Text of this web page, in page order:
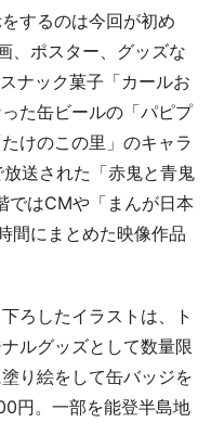
するのは今回が初め
、ポスター、グッズな
ナック菓子「カールお
た缶ビールの「パピプ
けのこの里」のキャラ
送された「赤鬼と青鬼
ではCMや「まんが日本
間にまとめた映像作品
ろしたイラストは、ト
ルグッズとして数量限
り絵をして缶バッジを
円。一部を能登半島地